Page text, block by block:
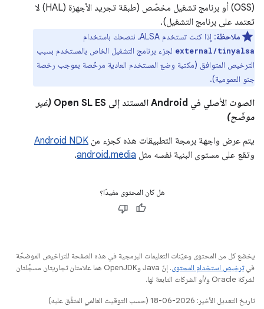
(OSS) أو برنامج تشغيل مخصّص (طبقة تجريد الأجهزة (HAL) لا
تعتمد على برنامج التشغيل).
ملاحظة: إذا كنت تستخدم ALSA، ننصحك باستخدام
external/tinyalsa لجزء برنامج التشغيل الخاص بالمستخدم بسبب
الترخيص المتوافق (مكتبة وضع المستخدم العادية مرخّصة بموجب رخصة
جنو العمومية).
الصوت الأصلي في Android المستند إلى Open SL ES
(غير
موضّح)
يتم عرض واجهة برمجة التطبيقات هذه كجزء من Android NDK
وتقع على مستوى البنية نفسه مثل android.media
.
هل كان المحتوى مفيدًا؟
يخضع كل من المحتوى وعيّنات التعليمات البرمجية في هذه الصفحة للتراخيص الموضحّة
فيترخيص استخدام المحتوى
. إنّ Java وOpenJDK هما علامتان تجاريتان مسجَّلتان
لشركة Oracle و/أو الشركات التابعة لها.
تاريخ التعديل الأخير: 2026-06-18 (حسب التوقيت العالمي المتفَّق عليه)